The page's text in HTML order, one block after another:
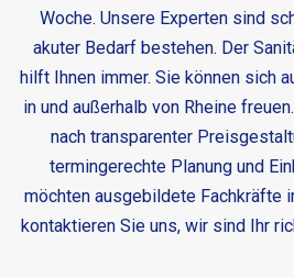
Woche. Unsere Experten sind
akuter Bedarf bestehen. Der
hilft Ihnen immer. Sie können sich
in und außerhalb von Rheine
nach transparenter
termingerechte Planung und
möchten ausgebildete Fachkräfte
kontaktieren Sie uns, wir sind Ihr